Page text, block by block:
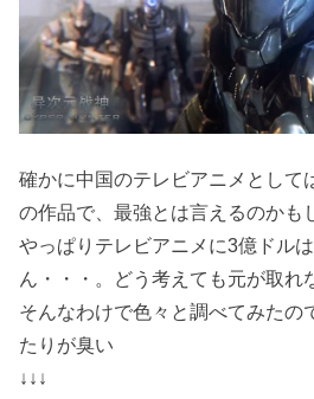
確かに中国のテレビアニメとして
の作品で、最強とは言えるのかも
やっぱりテレビアニメに3億ドル
ん・・・。どう考えても元が取れ
そんなわけで色々と調べてみたの
たりが臭い
↓↓↓